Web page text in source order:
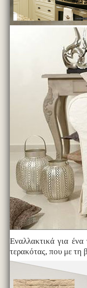
Εναλλακτικά για
τερακότας, που με τη